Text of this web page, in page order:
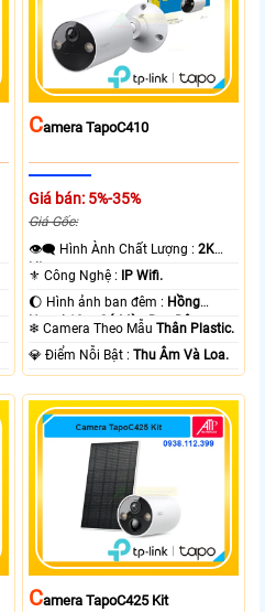
CAmera TapoC410
Giá bán: 5%-35%
Giá Gốc:
👁️‍🗨 Hình Ành Chất Lượng :2K
Lite .
⚜️ Công Nghệ : IP Wifi.
🌔 Hình ảnh ban đêm : Hồng
Ngoại 10m Có Màu Ban Ðêm.
❄ Camera Theo MẫuThân Plastic.
️💎 Điểm Nỗi Bật :Thu Âm Và Loa.
CAmera TapoC425 Kit